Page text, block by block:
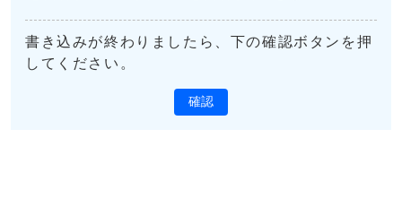
書き込みが終わりましたら、下の確認ボタンを押
してください。
確認